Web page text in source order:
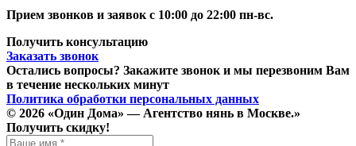
Прием звонков и заявок с 10:00 до 22:00 пн-вс.
Получить консультацию
Заказать звонок
Остались вопросы? Закажите звонок и мы перезвоним Вам
в течение нескольких минут
Политика обработки персональных данных
© 2026 «Один Дома» — Агентство нянь в Москве.»
Получить скидку!